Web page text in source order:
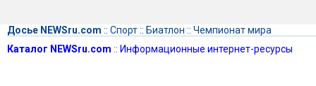
Досье NEWSru.com :: Спорт:: Биатлон :: Чемпионат мира
Каталог NEWSru.com :: Информационные интернет-ресурсы